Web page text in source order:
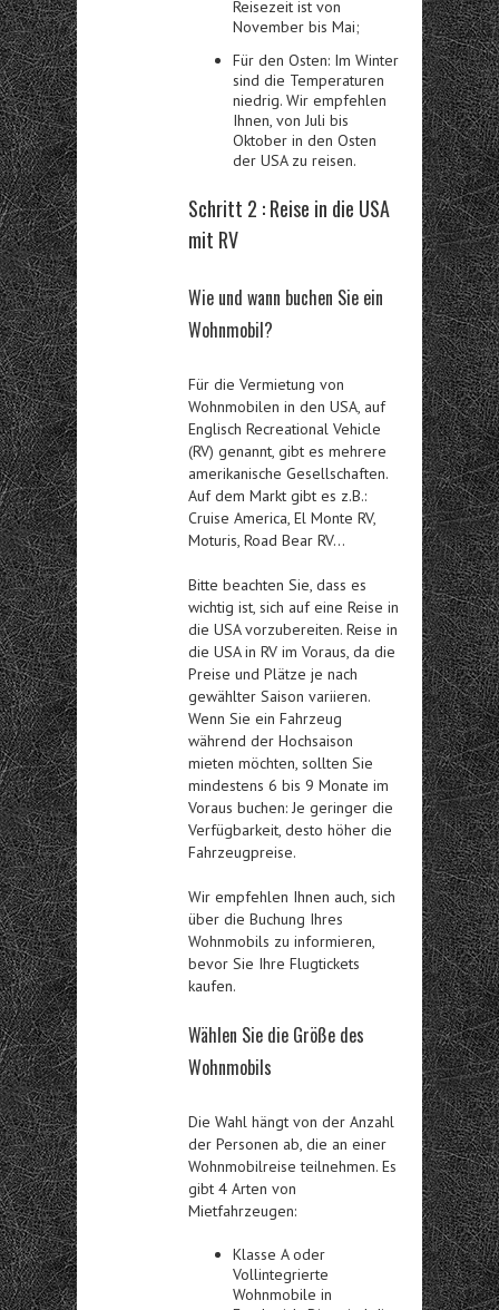
Reisezeit ist von
November bis Mai;
Für den Osten: Im Winter
sind die Temperaturen
niedrig. Wir empfehlen
Ihnen, von Juli bis
Oktober in den Osten
der USA zu reisen.
Schritt 2 :Reise in die USA
mit RV
Wie und wann buchen Sie ein
Wohnmobil?
Für die Vermietung von
Wohnmobilen in den USA, auf
Englisch Recreational Vehicle
(RV) genannt, gibt es mehrere
amerikanische Gesellschaften.
Auf dem Markt gibt es z.B.:
Cruise America, El Monte RV,
Moturis, Road Bear RV…
Bitte beachten Sie, dass es
wichtig ist, sich auf eine Reise in
die USA vorzubereiten. Reise in
die USA in RV im Voraus, da die
Preise und Plätze je nach
gewählter Saison variieren.
Wenn Sie ein Fahrzeug
während der Hochsaison
mieten möchten, sollten Sie
mindestens 6 bis 9 Monate im
Voraus buchen: Je geringer die
Verfügbarkeit, desto höher die
Fahrzeugpreise.
Wir empfehlen Ihnen auch, sich
über die Buchung Ihres
Wohnmobils zu informieren,
bevor Sie Ihre Flugtickets
kaufen.
Wählen Sie die Größe des
Wohnmobils
Die Wahl hängt von der Anzahl
der Personen ab, die an einer
Wohnmobilreise teilnehmen. Es
gibt 4 Arten von
Mietfahrzeugen:
Klasse A oder
Vollintegrierte
Wohnmobile in